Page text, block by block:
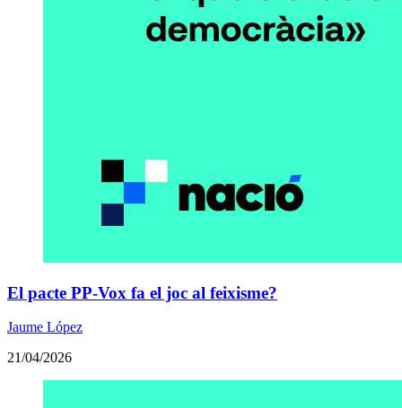
El pacte PP-Vox fa el joc al feixisme?
Jaume López
21/04/2026